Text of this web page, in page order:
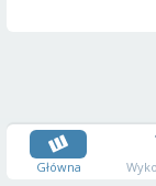
Główna